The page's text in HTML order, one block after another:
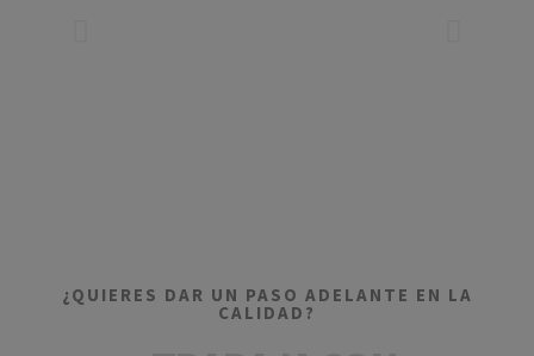
¿QUIERES DAR UN PASO ADELANTE EN LA
CALIDAD?